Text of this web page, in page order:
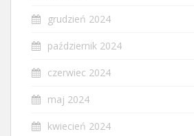
grudzień 2024
październik 2024
czerwiec 2024
maj 2024
kwiecień 2024